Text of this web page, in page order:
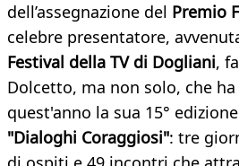
dell’assegnazione del Premio
celebre presentatore,
Festival della TV di Dogliani,
Dolcetto, ma non solo, che
quest'anno la sua 15°
"Dialoghi Coraggiosi": tre